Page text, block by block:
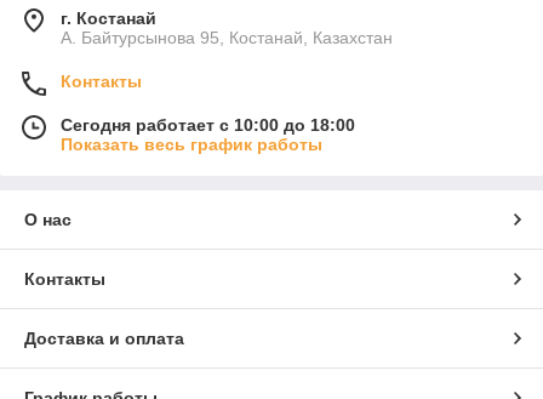
г. Костанай
А. Байтурсынова 95, Костанай, Казахстан
Контакты
Сегодня работает с 10:00 до 18:00
Показать весь график работы
О нас
Контакты
Доставка и оплата